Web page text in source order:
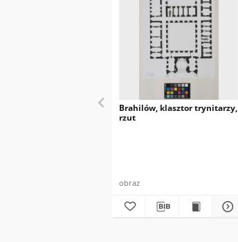
Brahilów, klasztor trynitarzy,
rzut
obraz